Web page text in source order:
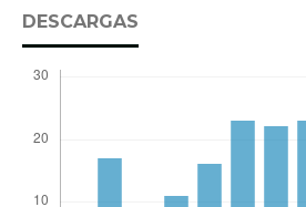
DESCARGAS